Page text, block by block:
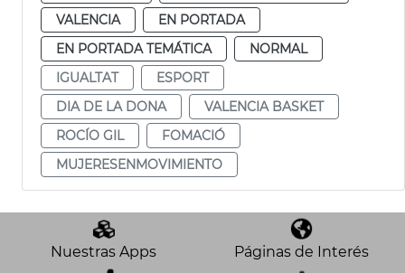
VALENCIA
EN PORTADA
EN PORTADA TEMÁTICA
NORMAL
IGUALTAT
ESPORT
DIA DE LA DONA
VALENCIA BASKET
ROCÍO GIL
FOMACIÓ
MUJERESENMOVIMIENTO
Nuestras Apps Páginas de Interés